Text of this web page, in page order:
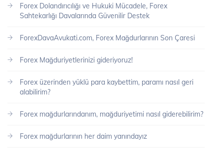
Forex Dolandırıcılığı ve Hukuki Mücadele, Forex
Sahtekarlığı Davalarında Güvenilir Destek
ForexDavaAvukati.com, Forex Mağdurlarının Son Çaresi
Forex Mağduriyetlerinizi gideriyoruz!
Forex üzerinden yüklü para kaybettim, paramı nasıl geri
alabilirim?
Forex mağdurlarındanım, mağduriyetimi nasıl giderebilirim?
Forex mağdurlarının her daim yanındayız